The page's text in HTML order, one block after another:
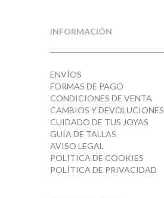
INFORMACIÓN
ENVÍOS
FORMAS DE PAGO
CONDICIONES DE VENTA
CAMBIOS Y DEVOLUCIONES
CUIDADO DE TUS JOYAS
GUÍA DE TALLAS
AVISO LEGAL
POLÍTICA DE COOKIES
POLÍTICA DE PRIVACIDAD